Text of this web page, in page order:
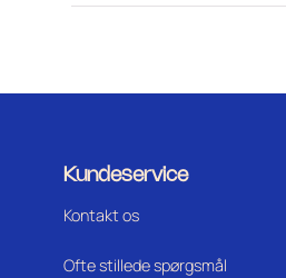
Kundeservice
Kontakt os
Ofte stillede spørgsmål